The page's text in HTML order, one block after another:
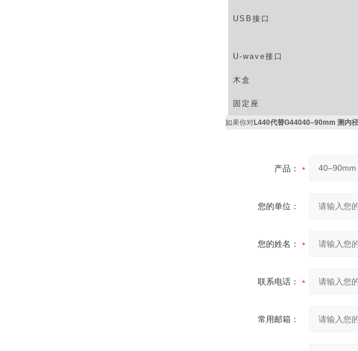
USB 接口
U-wave接口
木盒
固定座
如果你对L440代替G44040–90mm 测内
产品：
您的单位：
您的姓名：
联系电话：
常用邮箱：